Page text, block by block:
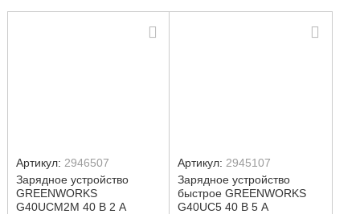
Артикул: 2946507
Зарядное устройство
GREENWORKS
G40UCM2M 40 В 2 A
Артикул: 2945107
Зарядное устройство
быстрое GREENWORKS
G40UC5 40 В 5 А